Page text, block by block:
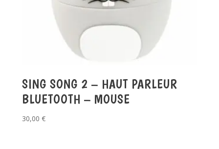
SING SONG 2 – HAUT PARLEUR
BLUETOOTH – MOUSE
30,00 €